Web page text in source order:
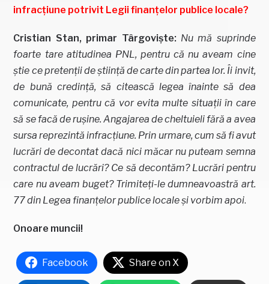
infracțiune potrivit Legii finanțelor publice locale?
Cristian Stan, primar Târgoviște: Nu mă suprinde
foarte tare atitudinea PNL, pentru că nu aveam cine
știe ce pretenții de știință de carte din partea lor. Îi invit,
de bună credință, să citească legea înainte să dea
comunicate, pentru că vor evita multe situații în care
să se facă de rușine. Angajarea de cheltuieli fără a avea
sursa reprezintă infracțiune. Prin urmare, cum să fi avut
lucrări de decontat dacă nici măcar nu puteam semna
contractul de lucrări? Ce să decontăm? Lucrări pentru
care nu aveam buget? Trimiteți-le dumneavoastră art.
77 din Legea finanțelor publice locale și vorbim apoi.
Onoare muncii!
Facebook Share on X